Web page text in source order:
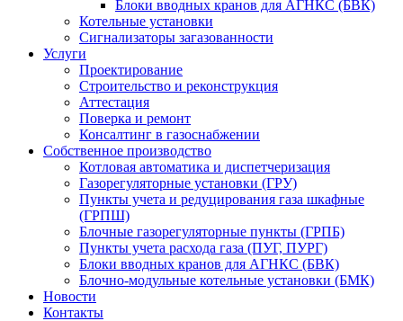
Блоки вводных кранов для АГНКС (БВК)
Котельные установки
Сигнализаторы загазованности
Услуги
Проектирование
Строительство и реконструкция
Аттестация
Поверка и ремонт
Консалтинг в газоснабжении
Собственное производство
Котловая автоматика и диспетчеризация
Газорегуляторные установки (ГРУ)
Пункты учета и редуцирования газа шкафные
(ГРПШ)
Блочные газорегуляторные пункты (ГРПБ)
Пункты учета расхода газа (ПУГ, ПУРГ)
Блоки вводных кранов для АГНКС (БВК)
Блочно-модульные котельные установки (БМК)
Новости
Контакты